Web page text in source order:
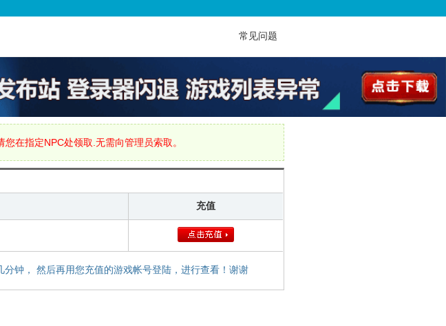
常见问题
在指定NPC处领取.无需向管理员索取。
充值
钟， 然后再用您充值的游戏帐号登陆，进行查看！谢谢